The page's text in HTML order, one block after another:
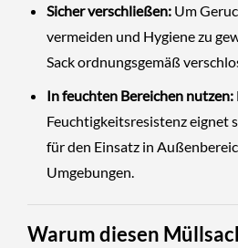
Sicher verschließen:Um
vermeiden und Hygiene zu
Sack ordnungsgemäß
In feuchten Bereichen nutzen:
Feuchtigkeitsresistenz eignet
für den Einsatz in
Umgebungen.
Warum diesen